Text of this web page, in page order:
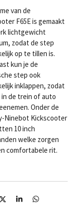
van de
F65E is gemaakt
lichtgewicht
zodat de step
op te tillen is.
kun je de
step ook
inklappen, zodat
in de trein of auto
Onder de
Ninebot Kickscooter
10 inch
welke zorgen
comfortabele rit.
D
S
D